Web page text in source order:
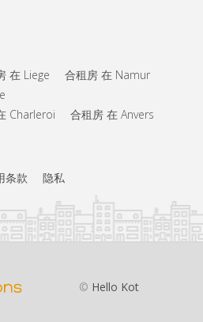
在 Liege
合租房 在 Namur
Charleroi
合租房 在 Anvers
条款 隐私
© Hello Kot